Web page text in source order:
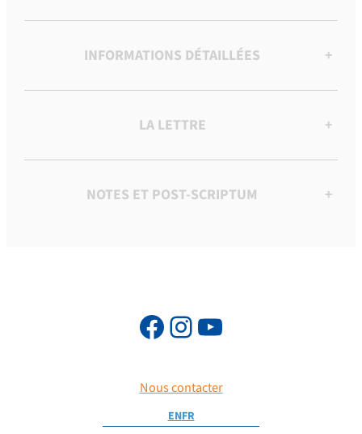
INFORMATIONS DÉTAILLÉES +
LA LETTRE +
NOTES ET POST-SCRIPTUM +
Nous contacter
ENFR